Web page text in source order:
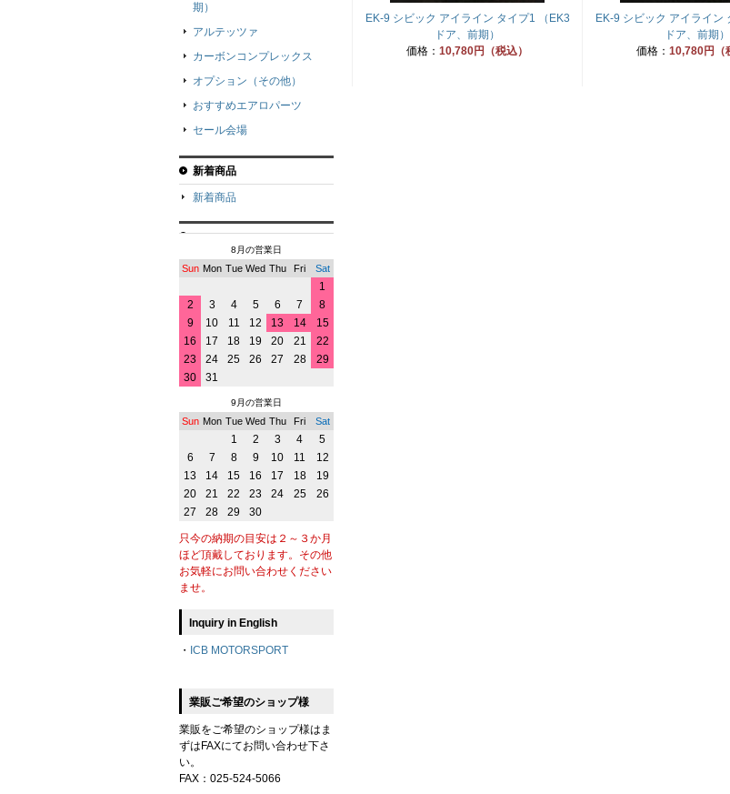
EK-9 シビック アイライン タイプ1 （EK3
ドア、前期）
価格： 10,780円（税込）
EK-9 シビック アイライン
ドア、前期）
価格： 10,780円（
期）
アルテッツァ
カーボンコンプレックス
オプション（その他）
おすすめエアロパーツ
セール会場
新着商品
新着商品
8月の営業日
Sun Mon Tue Wed Thu Fri Sat
1
2
3 4 5 6 7
8
9
10 11 12 13 14
15
16
17 18 19 20 21
22
23
24 25 26 27 28
29
30
31
9月の営業日
Sun Mon Tue Wed Thu Fri Sat
1 2 3 4
5
6
7 8 9 10 11
12
13
14 15 16 17 18
19
20
21 22 23 24 25
26
27
28 29 30
只今の納期の目安は２～３か月
ほど頂戴しております。その他
お気軽にお問い合わせください
ませ。
Inquiry in English
・ ICB MOTORSPORT
業販ご希望のショップ様
業販をご希望のショップ様はま
ずはFAXにてお問い合わせ下さ
い。
FAX：025-524-5066